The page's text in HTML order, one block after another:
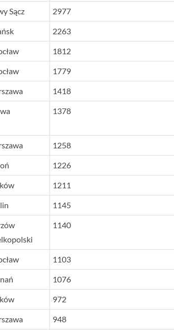
Sącz 2977
2263
1812
1779
1418
1378
1258
1226
1211
1145
1140
1103
1076
972
948